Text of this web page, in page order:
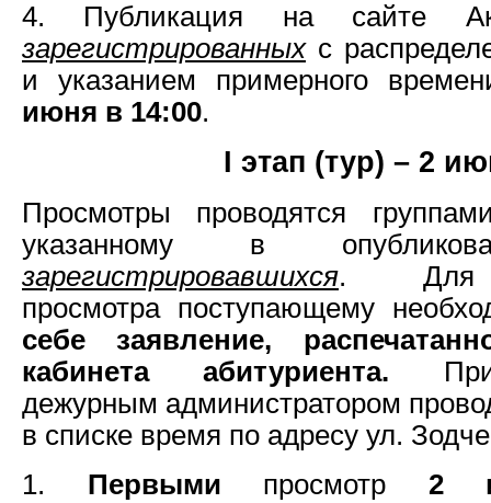
4. Публикация на сайте
зарегистрированныхс
и указанием примерного
июня в 14:00.
I этап (тур) – 2
Просмотры проводятся
указанному в
зарегистрировавшихся. Для
просмотра поступающему
себе заявление,
кабинета абитуриента.
дежурным администратором
в списке время по адресу ул.
1. Первыми просмотр 2